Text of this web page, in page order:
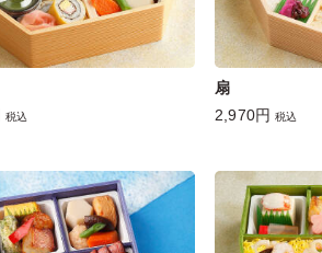
税込
扇
2,970円 税込